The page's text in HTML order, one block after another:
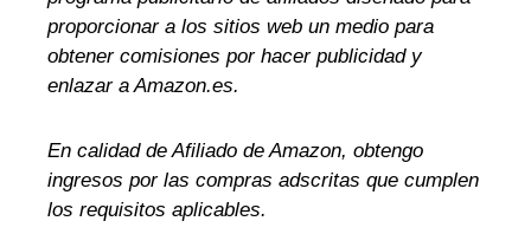
proporcionar a los sitios web un medio para
obtener comisiones por hacer publicidad y
enlazar a Amazon.es.
En calidad de Afiliado de Amazon, obtengo
ingresos por las compras adscritas que cumplen
los requisitos aplicables.